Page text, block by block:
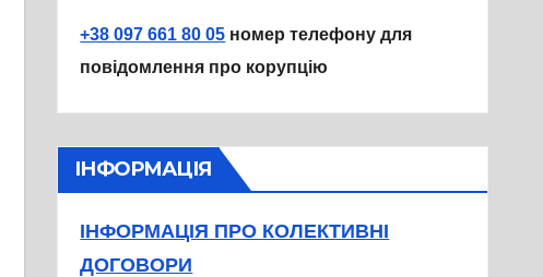
+38 097 661 80 05 номер телефону для
повідомлення про корупцію
ІНФОРМАЦІЯ
ІНФОРМАЦІЯ ПРО КОЛЕКТИВНІ
ДОГОВОРИ